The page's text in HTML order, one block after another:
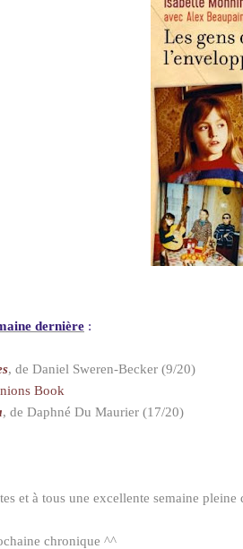
dernière :
, de Daniel Sweren-Becker (9/20)
Book
, de Daphné Du Maurier (17/20)
et à tous une excellente semaine
chronique ^^